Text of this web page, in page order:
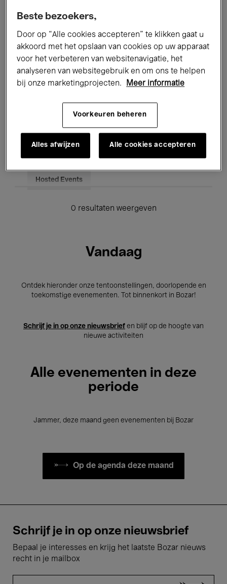
Performances Lezingen & Debatten
Jazz Klassieke Muziek Global Music
Voor iedereen Kids’ Palace
Onderwijs Rondleidingen
Hosted Events
0 resultaten weergeven
Vandaag
Ontdek hieronder onze tentoonstellingen, doorlopende en
toekomstige evenementen. Tot binnenkort in Bozar!
Schrijf je in op onze nieuwsbrief en blijf op de hoogte van
nieuwe activiteiten
Alle evenementen in deze
periode
Jammer, deze maand geen evenementen bij Bozar
Op de agenda deze maand
Schrijf je in op onze nieuwsbrief
Bepaal je interesses en krijg het laatste Bozar nieuws
recht in je mailbox
Beste bezoekers,
Door op “Alle cookies accepteren” te klikken gaat u
akkoord met het opslaan van cookies op uw apparaat
voor het verbeteren van websitenavigatie, het
analyseren van websitegebruik en om ons te helpen
bij onze marketingprojecten.
Meer informatie
Voorkeuren beheren
Alles afwijzen Alle cookies accepteren